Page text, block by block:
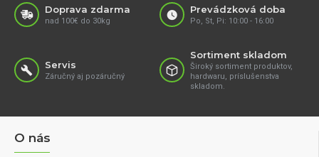
Doprava zdarma
nad 100€ do 30kg
Prevádzková doba
Po, St, Pi: 10:00 - 16:00
Servis
Záručný aj pozáručný
Sortiment skladom
Široký sortiment produktov,
hardwaru, príslušenstva
skladom.
O nás